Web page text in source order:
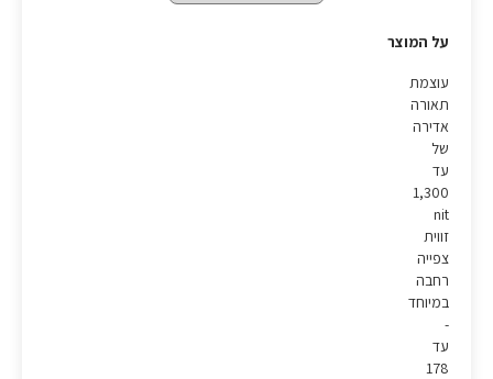
על המוצר
עוצמת
תאורה
אדירה
של
עד
1,300
nit
זווית
צפייה
רחבה
במיוחד
-
עד
178